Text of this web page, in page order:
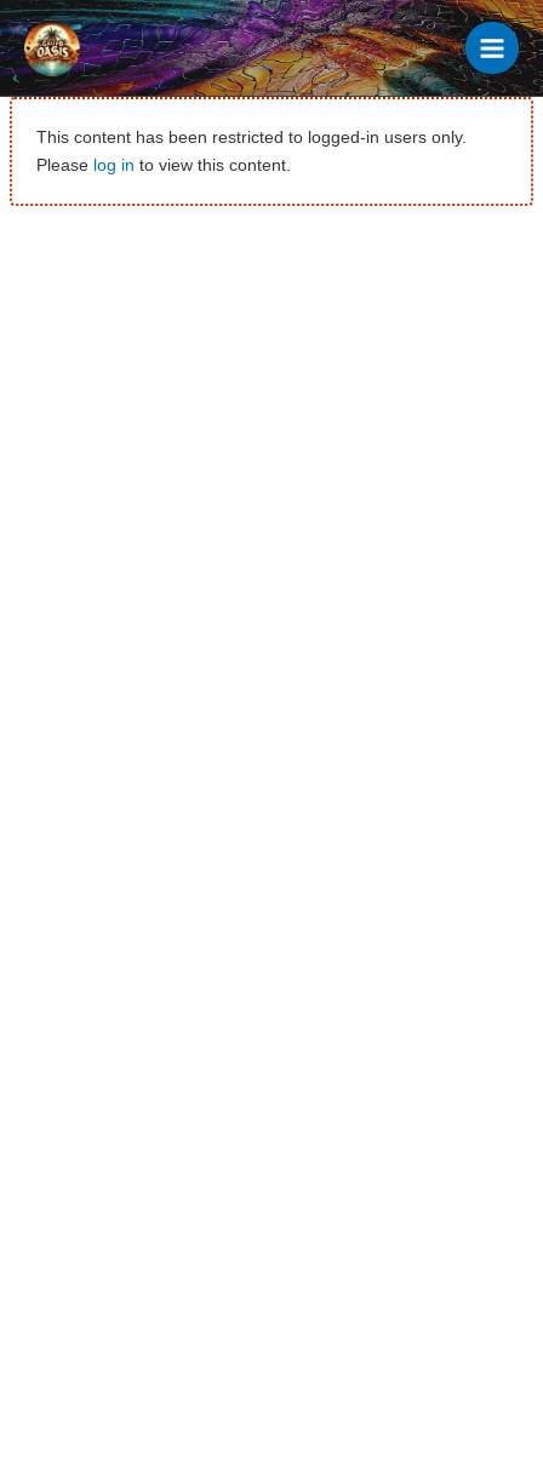
Ir
al
contenido
This content has been restricted to logged-in users only.
Please log in to view this content.